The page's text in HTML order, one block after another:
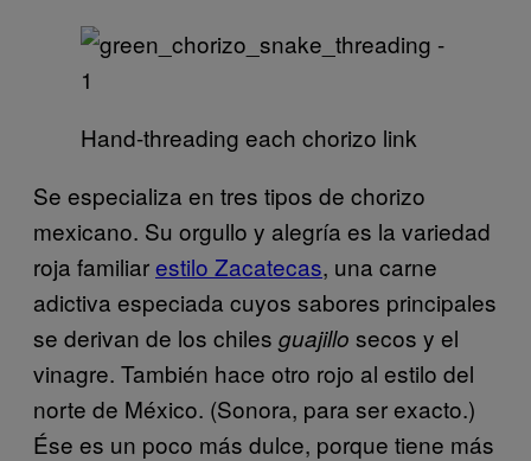
Hand-threading each chorizo link
Se especializa en tres tipos de chorizo
mexicano. Su orgullo y alegría es la variedad
roja familiarestilo Zacatecas, una carne
adictiva especiada cuyos sabores principales
se derivan de los chiles guajillo secos y el
vinagre. También hace otro rojo al estilo del
norte de México. (Sonora, para ser exacto.)
Ése es un poco más dulce, porque tiene más